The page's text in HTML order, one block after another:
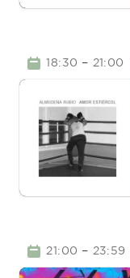
TIME18:30 – 21:00
TIME21:00 – 23:59